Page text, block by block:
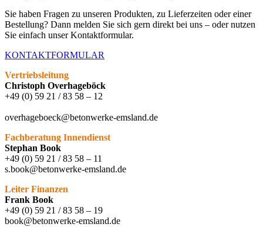
Sie haben Fragen zu unseren Produkten, zu Lieferzeiten oder einer
Bestellung? Dann melden Sie sich gern direkt bei uns – oder nutzen
Sie einfach unser Kontaktformular.
KONTAKTFORMULAR
Vertriebsleitung
Christoph Overhageböck
+49 (0) 59 21 / 83 58 – 12
overhageboeck@betonwerke-emsland.de
Fachberatung Innendienst
Stephan Book
+49 (0) 59 21 / 83 58 – 11
s.book@betonwerke-emsland.de
Leiter Finanzen
Frank Book
+49 (0) 59 21 / 83 58 – 19
book@betonwerke-emsland.de